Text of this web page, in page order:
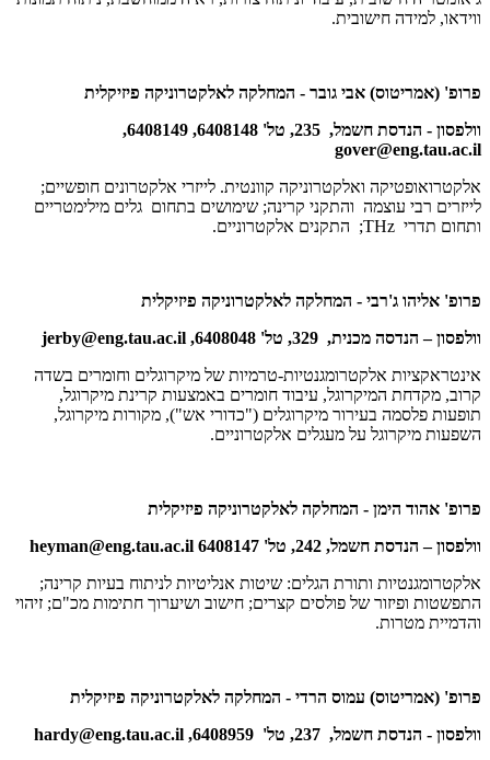
ווידאו, למידה חישובית.
פרופ' (אמריטוס) אבי גובר - המחלקה לאלקטרוניקה פיזיקלית
וולפסון - הנדסת חשמל, 235, טל' 6408148, 6408149,
gover@eng.tau.ac.il
אלקטרואופטיקה ואלקטרוניקה קוונטית. לייזרי אלקטרונים חופשיים;
לייזרים רבי עוצמה והתקני קרינה; שימושים בתחום גלים מילימטריים
ותחום תדרי THz; התקנים אלקטרוניים.
פרופ' אליהו ג'רבי - המחלקה לאלקטרוניקה פיזיקלית
וולפסון – הנדסה מכנית, 329, טל' 6408048,
jerby@eng.tau.ac.il
אינטראקציות אלקטרומגנטיות-טרמיות של מיקרוגלים וחומרים בשדה
קרוב, מקדחת המיקרוגל, עיבוד חומרים באמצעות קרינת מיקרוגל,
תופעות פלסמה בעירור מיקרוגלים ("כדורי אש"), מקורות מיקרוגל,
השפעות מיקרוגל על מעגלים אלקטרוניים.
פרופ' אהוד הימן - המחלקה לאלקטרוניקה פיזיקלית
וולפסון – הנדסת חשמל, 242, טל' 6408147
heyman@eng.tau.ac.il
אלקטרומגנטיות ותורת הגלים: שיטות אנליטיות לניתוח בעיות קרינה;
התפשטות ופיזור של פולסים קצרים; חישוב ושיערוך חתימות מכ"ם; זיהוי
והדמיית מטרות.
פרופ' (אמריטוס) עמוס הרדי - המחלקה לאלקטרוניקה פיזיקלית
וולפסון - הנדסת חשמל, 237, טל' 6408959,
hardy@eng.tau.ac.il